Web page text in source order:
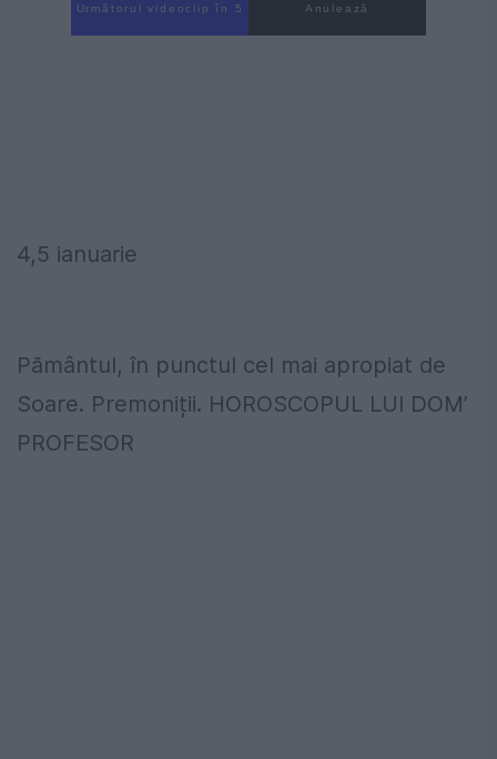
Următorul videoclip în 4 Anulează
4,5 ianuarie
Pământul, în punctul cel mai apropiat de
Soare. Premoniții. HOROSCOPUL LUI DOM’
PROFESOR